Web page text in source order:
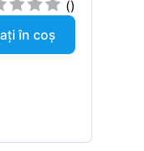
()
în coș